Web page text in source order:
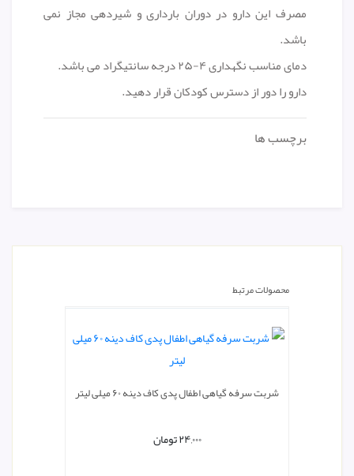
مصرف این دارو در دوران بارداری و شیردهی مجاز نمی
باشد.
دمای مناسب نگهداری ۴-۲۵ درجه سانتیگراد می باشد.
دارو را دور از دسترس کودکان قرار دهید.
برچسب ها
محصولات مرتبط
شربت سرفه گیاهی اطفال پدی کاف دینه ۶۰ میلی لیتر
۲۴,۰۰۰تومان